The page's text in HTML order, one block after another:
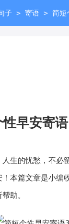
子 > 寄语 > 简短
性早安
的忧愁，不必留
本篇文章是小编
助。